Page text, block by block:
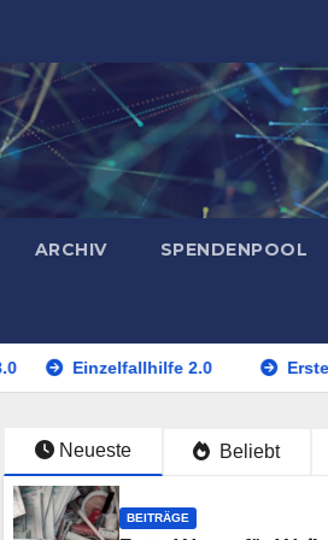
ARCHIV SPENDENPOOL
Einzelfallhilfe 2.0 Erste
Neueste Beliebt
BEITRÄGE